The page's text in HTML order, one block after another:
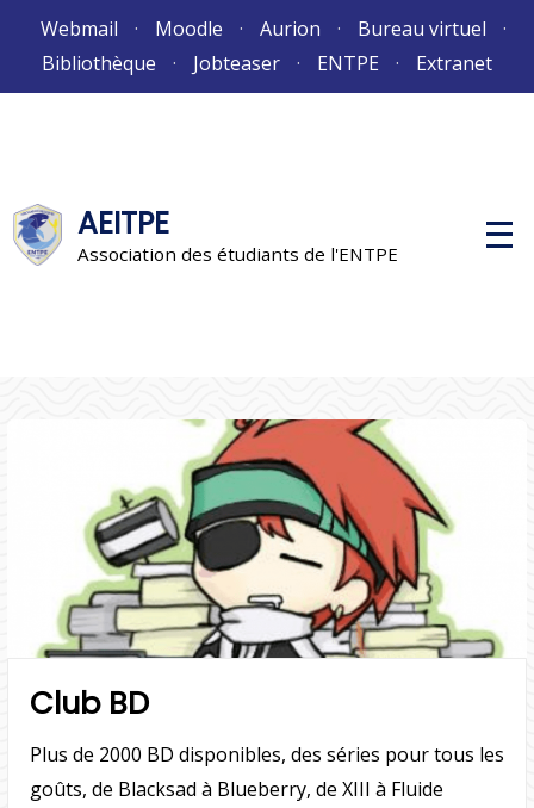
Webmail Moodle Aurion
Bureau virtuel
Bibliothèque
Jobteaser ENTPE Extranet
AEITPE
Association des étudiants de l'ENTPE
M
e
Club BD
Plus de 2000 BD disponibles, des séries pour tous les
goûts, de Blacksad à Blueberry, de XIII à Fluide